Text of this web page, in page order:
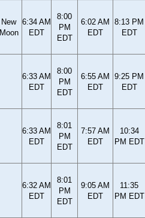
New
Moon
6:34 AM
EDT
8:00
PM
EDT
6:02 AM
EDT
8:13 PM
EDT
6:33 AM
EDT
8:00
PM
EDT
6:55 AM
EDT
9:25 PM
EDT
6:33 AM
EDT
8:01
PM
EDT
7:57 AM
EDT
10:34
PM EDT
6:32 AM
EDT
8:01
PM
EDT
9:05 AM
EDT
11:35
PM EDT